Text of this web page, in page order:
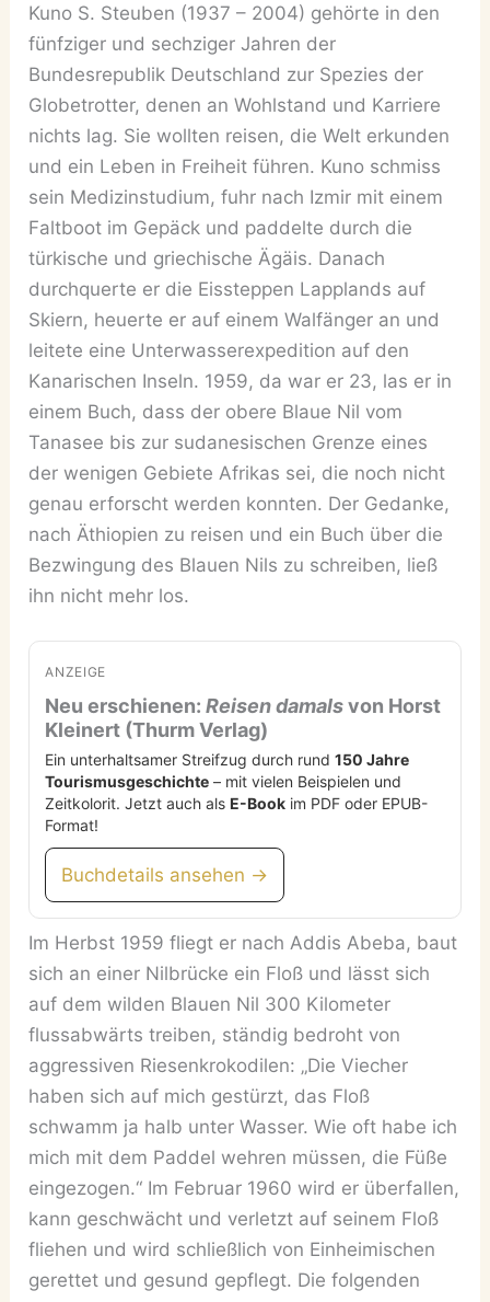
Kuno S. Steuben (1937 – 2004) gehörte in den
fünfziger und sechziger Jahren der
Bundesrepublik Deutschland zur Spezies der
Globetrotter, denen an Wohlstand und Karriere
nichts lag. Sie wollten reisen, die Welt erkunden
und ein Leben in Freiheit führen. Kuno schmiss
sein Medizinstudium, fuhr nach Izmir mit einem
Faltboot im Gepäck und paddelte durch die
türkische und griechische Ägäis. Danach
durchquerte er die Eissteppen Lapplands auf
Skiern, heuerte er auf einem Walfänger an und
leitete eine Unterwasserexpedition auf den
Kanarischen Inseln. 1959, da war er 23, las er in
einem Buch, dass der obere Blaue Nil vom
Tanasee bis zur sudanesischen Grenze eines
der wenigen Gebiete Afrikas sei, die noch nicht
genau erforscht werden konnten. Der Gedanke,
nach Äthiopien zu reisen und ein Buch über die
Bezwingung des Blauen Nils zu schreiben, ließ
ihn nicht mehr los.
ANZEIGE
Neu erschienen:Reisen damalsvon Horst
Kleinert (Thurm Verlag)
Ein unterhaltsamer Streifzug durch rund150 Jahre
Tourismusgeschichte – mit vielen Beispielen und
Zeitkolorit. Jetzt auch alsE-Book im PDF oder EPUB-
Format!
Buchdetails ansehen →
Im Herbst 1959 fliegt er nach Addis Abeba, baut
sich an einer Nilbrücke ein Floß und lässt sich
auf dem wilden Blauen Nil 300 Kilometer
flussabwärts treiben, ständig bedroht von
aggressiven Riesenkrokodilen: „Die Viecher
haben sich auf mich gestürzt, das Floß
schwamm ja halb unter Wasser. Wie oft habe ich
mich mit dem Paddel wehren müssen, die Füße
eingezogen.“ Im Februar 1960 wird er überfallen,
kann geschwächt und verletzt auf seinem Floß
fliehen und wird schließlich von Einheimischen
gerettet und gesund gepflegt. Die folgenden